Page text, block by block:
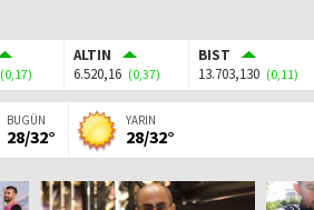
(0,17)
ALTIN
6.520,16 (0,37)
BIST
13.703,130 (0,11)
BUGÜN
28/32°
YARIN
28/32°